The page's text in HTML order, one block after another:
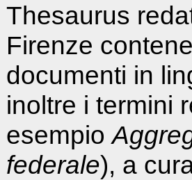
Thesaurus
Firenze
documenti in
inoltre i termini
esempio
federale), a